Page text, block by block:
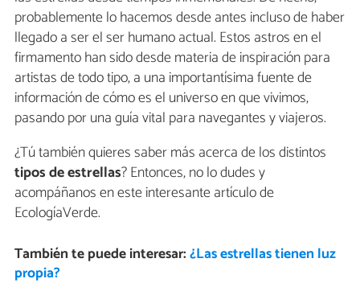
probablemente lo hacemos desde antes incluso de haber
llegado a ser el ser humano actual. Estos astros en el
firmamento han sido desde materia de inspiración para
artistas de todo tipo, a una importantísima fuente de
información de cómo es el universo en que vivimos,
pasando por una guía vital para navegantes y viajeros.
¿Tú también quieres saber más acerca de los distintos
tipos de estrellas? Entonces, no lo dudes y
acompáñanos en este interesante artículo de
EcologíaVerde.
También te puede interesar:¿Las estrellas tienen luz
propia?